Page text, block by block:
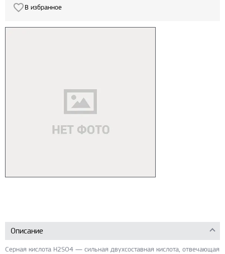
В избранное
Описание
Серная кислота H2SO4 — сильная двухсоставная кислота, отвечающая